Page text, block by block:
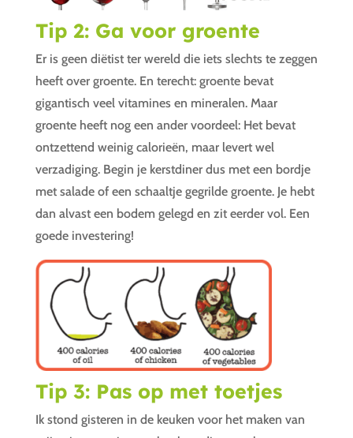
Tip 2: Ga voor groente
Er is geen diëtist ter wereld die iets slechts te zeggen
heeft over groente. En terecht: groente bevat
gigantisch veel vitamines en mineralen. Maar
groente heeft nog een ander voordeel: Het bevat
ontzettend weinig calorieën, maar levert wel
verzadiging. Begin je kerstdiner dus met een bordje
met salade of een schaaltje gegrilde groente. Je hebt
dan alvast een bodem gelegd en zit eerder vol. Een
goede investering!
Tip 3: Pas op met toetjes
Ik stond gisteren in de keuken voor het maken van